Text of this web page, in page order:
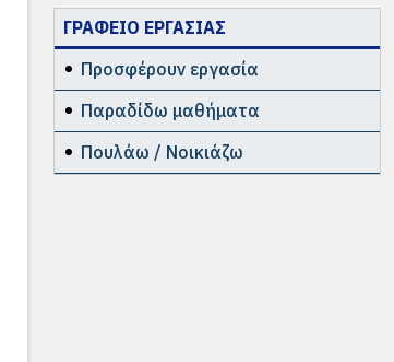
ΓΡΑΦΕΙΟ ΕΡΓΑΣΙΑΣ
Προσφέρουν εργασία
Παραδίδω μαθήματα
Πουλάω / Νοικιάζω